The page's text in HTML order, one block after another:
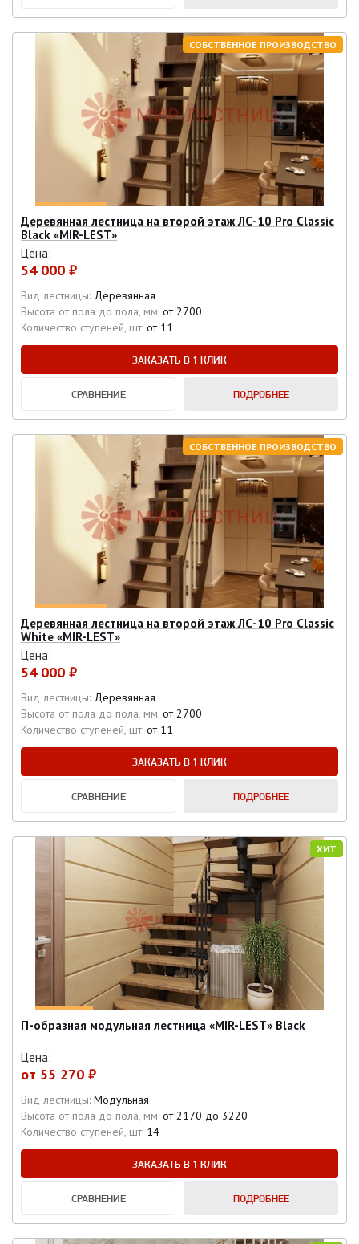
СОБСТВЕННОЕ ПРОИЗВОДСТВО
Деревянная лестница на второй этаж ЛС-10 Pro Classic
Black «MIR-LEST»
Цена:
54 000 ₽
Вид лестницы: Деревянная
Высота от пола до пола, мм: от 2700
Количество ступеней, шт: от 11
ЗАКАЗАТЬ В 1 КЛИК
СРАВНЕНИЕ ПОДРОБНЕЕ
СОБСТВЕННОЕ ПРОИЗВОДСТВО
Деревянная лестница на второй этаж ЛС-10 Pro Classic
White «MIR-LEST»
Цена:
54 000 ₽
Вид лестницы: Деревянная
Высота от пола до пола, мм: от 2700
Количество ступеней, шт: от 11
ЗАКАЗАТЬ В 1 КЛИК
СРАВНЕНИЕ ПОДРОБНЕЕ
ХИТ
П-образная модульная лестница «MIR-LEST» Black
Цена:
от 55 270 ₽
Вид лестницы: Модульная
Высота от пола до пола, мм: от 2170 до 3220
Количество ступеней, шт: 14
ЗАКАЗАТЬ В 1 КЛИК
СРАВНЕНИЕ ПОДРОБНЕЕ